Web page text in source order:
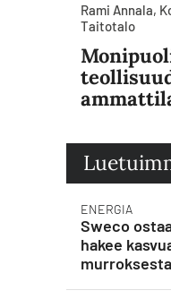
Rami Annala,
Taitotalo
ENERGIA
Sweco
hakee
murroksesta